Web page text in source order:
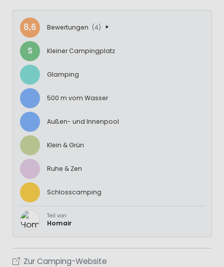
8,6 Bewertungen (4)
S Kleiner Campingplatz
Glamping
500 m vom Wasser
Außen- und Innenpool
Klein & Grün
Ruhe & Zen
Schlosscamping
Teil von
Homair
Zur Camping-Website